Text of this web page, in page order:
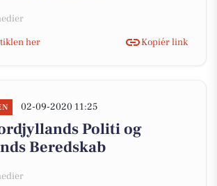
her
Kopiér link
02-09-2020 11:25
Politi og
Beredskab